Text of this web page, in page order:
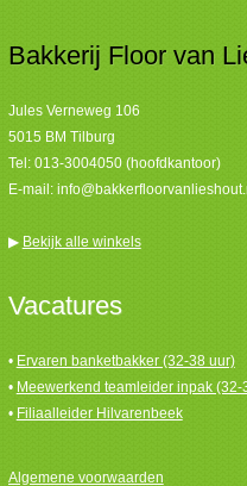
Bakkerij Floor van
Jules Verneweg 106
5015 BM Tilburg
Tel: 013-3004050 (hoofdkantoor)
E-mail:
▶ Bekijk alle winkels
Vacatures
• Ervaren banketbakker (32-38 uur)
• Meewerkend teamleider inpak (32-
• Filiaalleider Hilvarenbeek
Algemene voorwaarden